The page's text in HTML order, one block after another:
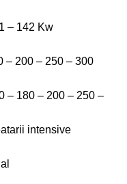
– 142 Kw
– 200 – 250 – 300
180 – 200 – 250 –
intensive